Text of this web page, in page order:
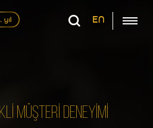
EN
MÜŞTERİ DENEYİMİ